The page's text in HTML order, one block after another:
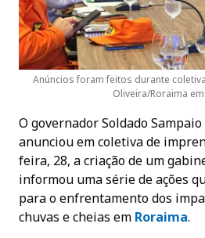
Anúncios foram feitos durante
Oliveira/Roraima
O governador Soldado
anunciou em coletiva de
feira, 28, a criação de um
informou uma série de ações
para o enfrentamento dos
chuvas e cheias em Roraima.